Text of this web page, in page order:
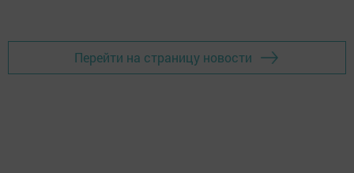
Перейти на страницу новости